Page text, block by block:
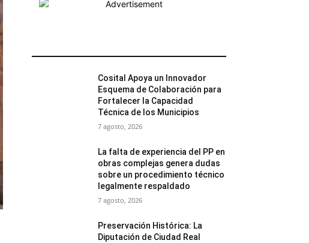
Cosital Apoya un Innovador
Esquema de Colaboración para
Fortalecer la Capacidad
Técnica de los Municipios
7 agosto, 2026
La falta de experiencia del PP en
obras complejas genera dudas
sobre un procedimiento técnico
legalmente respaldado
7 agosto, 2026
Preservación Histórica: La
Diputación de Ciudad Real